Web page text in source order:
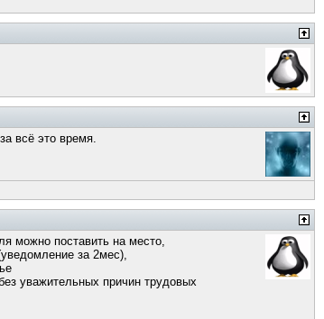
всё это время.
можно поставить на место,
за 2мес),
уважительных причин трудовых